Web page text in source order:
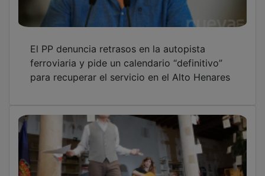
ferroviaria y pide un calendario “definitivo”
para recuperar el servicio en el Alto Henares